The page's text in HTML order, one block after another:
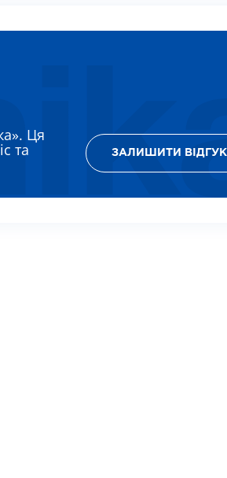
Ця
та ЗАЛИШИТИ ВІДГУК